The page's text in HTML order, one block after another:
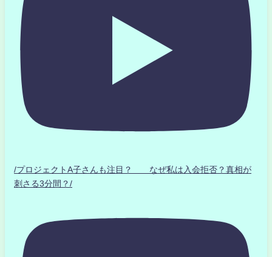
/プロジェクトA子さんも注目？ なぜ私は入会拒否？真相が
刺さる3分間？/